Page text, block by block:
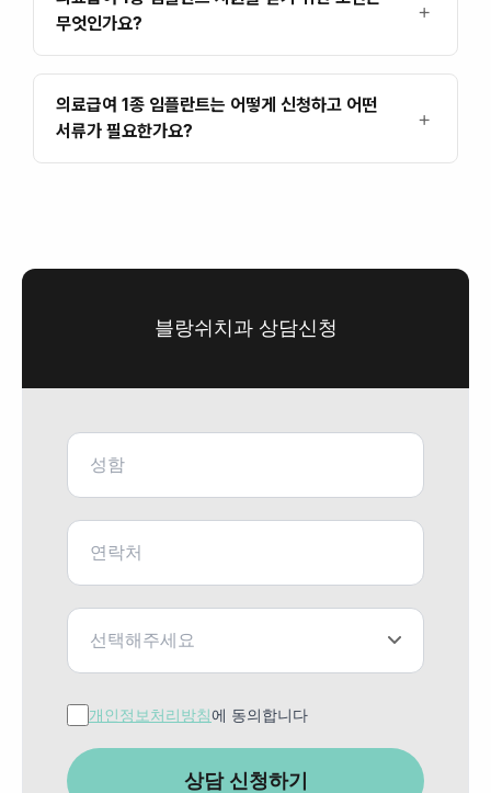
무엇인가요?
의료급여 1종 임플란트는 어떻게 신청하고 어떤
서류가 필요한가요?
블랑쉬치과 상담신청
선택해주세요
개인정보처리방침에 동의합니다
상담 신청하기